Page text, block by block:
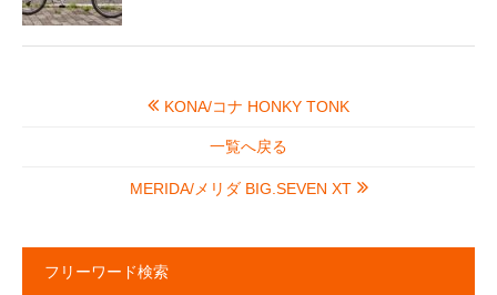
KONA/コナ HONKY TONK
一覧へ戻る
MERIDA/メリダ BIG.SEVEN XT
フリーワード検索